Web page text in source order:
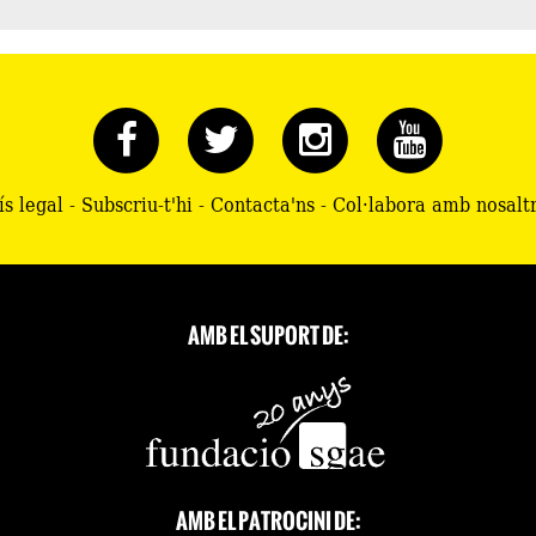
legal- Subscriu-t'hi-Contacta'ns-Col·labora amb
AMB EL SUPORT DE:
AMB EL PATROCINI DE: